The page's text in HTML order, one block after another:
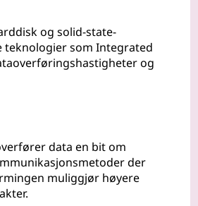
og solid-state-
teknologier som Integrated
og
data en bit om
der
muliggjør høyere